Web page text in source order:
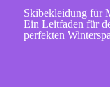
Skibekleidung für
Ein Leitfaden für
perfekten